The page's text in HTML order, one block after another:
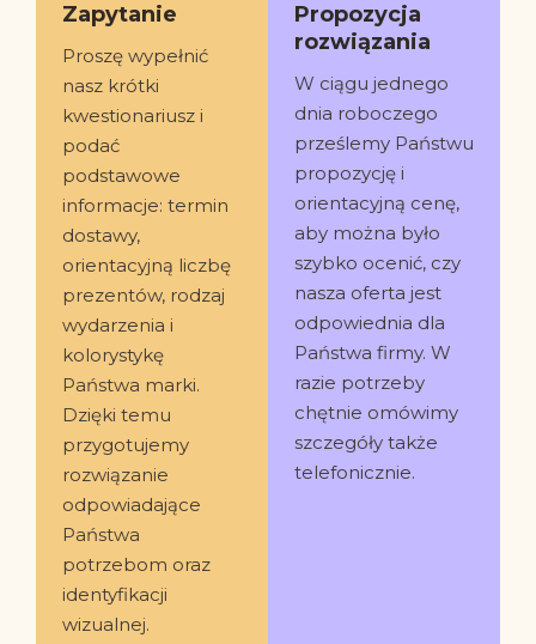
Zapytanie
Proszę wypełnić
nasz krótki
kwestionariusz i
podać
podstawowe
informacje: termin
dostawy,
orientacyjną liczbę
prezentów, rodzaj
wydarzenia i
kolorystykę
Państwa marki.
Dzięki temu
przygotujemy
rozwiązanie
odpowiadające
Państwa
potrzebom oraz
identyfikacji
wizualnej.
Propozycja
rozwiązania
W ciągu jednego
dnia roboczego
prześlemy Państwu
propozycję i
orientacyjną cenę,
aby można było
szybko ocenić, czy
nasza oferta jest
odpowiednia dla
Państwa firmy. W
razie potrzeby
chętnie omówimy
szczegóły także
telefonicznie.